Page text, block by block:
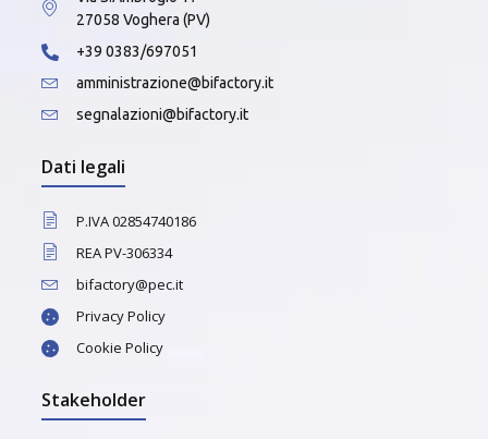
27058 Voghera (PV)
+39 0383/697051
amministrazione@bifactory.it
segnalazioni@bifactory.it
Dati legali
P.IVA 02854740186
REA PV-306334
bifactory@pec.it
Privacy Policy
Cookie Policy
Stakeholder